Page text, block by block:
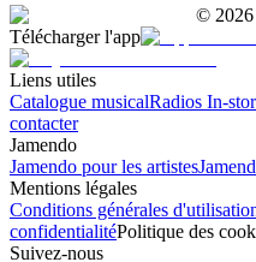
© 2026
Télécharger l'app
Liens utiles
Catalogue musicalRadios In-
contacter
Jamendo
Jamendo pour les artistes
Mentions légales
Conditions générales
confidentialitéPolitique des
Suivez-nous